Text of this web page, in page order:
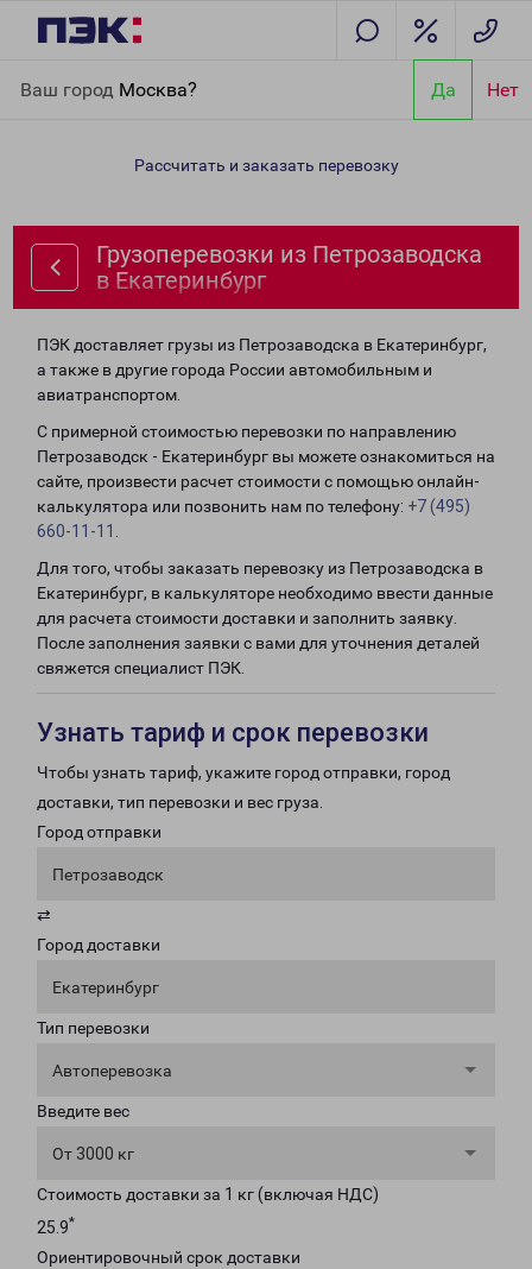
Ваш город Москва? Да Нет
Екатеринбург
Рассчитать и заказать перевозку
Грузоперевозки из Петрозаводска
в Екатеринбург
ПЭК доставляет грузы из Петрозаводска в Екатеринбург,
а также в другие города России автомобильным и
авиатранспортом.
С примерной стоимостью перевозки по направлению
Петрозаводск - Екатеринбург вы можете ознакомиться на
сайте, произвести расчет стоимости с помощью онлайн-
калькулятора или позвонить нам по телефону: +7 (495)
660-11-11
Для того, чтобы заказать перевозку из Петрозаводска в
Екатеринбург, в калькуляторе необходимо ввести данные
для расчета стоимости доставки и заполнить заявку.
После заполнения заявки с вами для уточнения деталей
свяжется специалист ПЭК.
Узнать тариф и срок перевозки
Чтобы узнать тариф, укажите город отправки, город
доставки, тип перевозки и вес груза.
Город отправки
Петрозаводск
⇄
Город доставки
Екатеринбург
Тип перевозки
Автоперевозка
Введите вес
От 3000 кг
Стоимость доставки за 1 кг (включая НДС)
25.9*
Ориентировочный срок доставки